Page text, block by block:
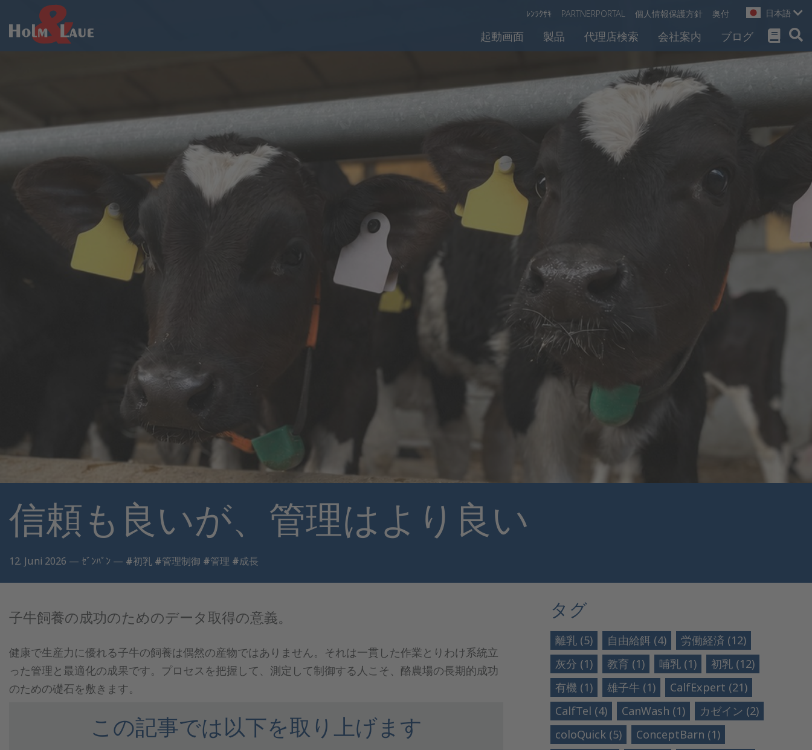
ﾚﾝﾗｸｻｷ PARTNERPORTAL 個人情報保護方針 奥付 日本語
起動画面 製品 代理店検索 会社案内 ブログ
信頼も良いが、管理はより良い
12. Juni 2026 — ｾﾞﾝﾊﾟﾝ — #初乳 #管理制御 #管理 #成長
子牛飼養の成功のためのデータ取得の意義。
健康で生産力に優れる子牛の飼養は偶然の産物ではありません。それは一貫した作業とりわけ系統立
った管理と最適化の成果です。プロセスを把握して、測定して制御する人こそ、酪農場の長期的成功
のための礎石を敷きます。
この記事では以下を取り上げます
タグ
離乳 (5) 自由給餌 (4)
労働経済 (12)
灰分 (1)
教育 (1) 哺乳 (1)
初乳 (12)
有機 (1)
雄子牛 (1)
CalfExpert (21)
CalfTel (4)
CanWash (1)
カゼイン (2)
coloQuick (5)
ConceptBarn (1)